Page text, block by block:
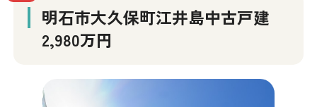
明石市大久保町江井島中古戸建
2,980万円